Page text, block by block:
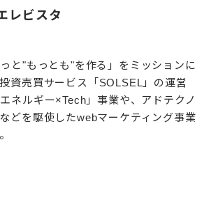
レビスタ
と"もっとも"を作る」をミッションに
資売買サービス「SOLSEL」の運営
ネルギー×Tech」事業や、アドテクノ
どを駆使したwebマーケティング事業